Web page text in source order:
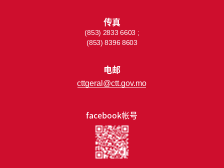
facebook帐号
传真
(853) 2833 6603 ;
(853) 8396 8603
电邮
cttgeral@ctt.gov.mo